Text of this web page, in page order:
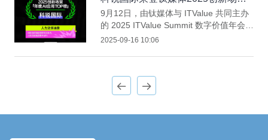
「年度AI应用TOP榜」
9月12日，由钛媒体与 ITValue 共同主办
的 2025 ITValue Summit 数字价值年会主
论坛上，备受关注的「创新场景50」年度
2025-09-16 10:06